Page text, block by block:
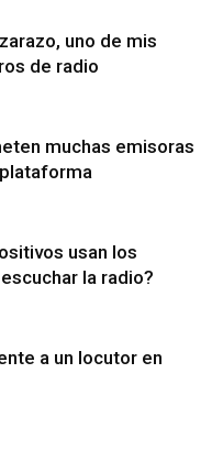
uno de mis
de radio
muchas emisoras
usan los
la radio?
a un locutor en